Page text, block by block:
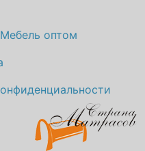
оптом